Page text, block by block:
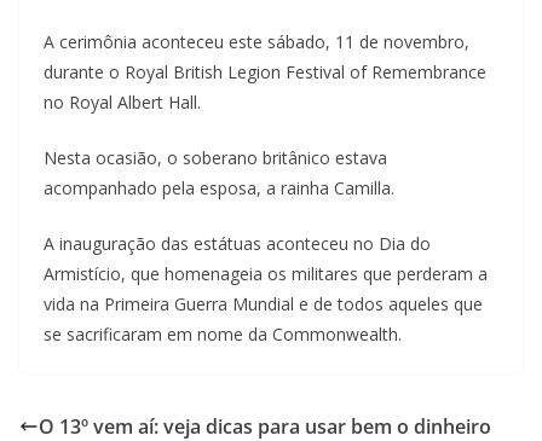
A cerimônia aconteceu este sábado, 11 de novembro,
durante o Royal British Legion Festival of Remembrance
no Royal Albert Hall.
Nesta ocasião, o soberano britânico estava
acompanhado pela esposa, a rainha Camilla.
A inauguração das estátuas aconteceu no Dia do
Armistício, que homenageia os militares que perderam a
vida na Primeira Guerra Mundial e de todos aqueles que
se sacrificaram em nome da Commonwealth.
O 13º vem aí: veja dicas para usar bem o dinheiro